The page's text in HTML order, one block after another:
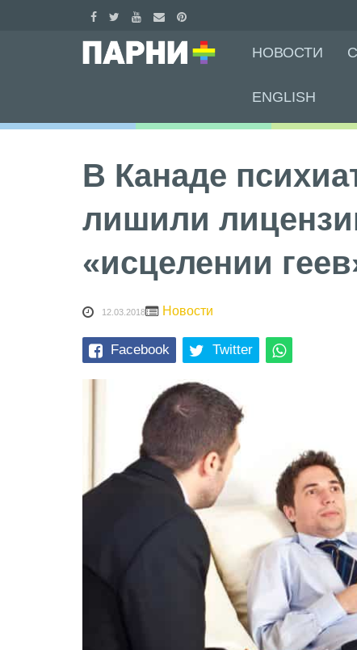
НОВОСТИ
ENGLISH
В Канаде
лишили
«исцелении
12.03.2018 Новости
Facebook Twitter